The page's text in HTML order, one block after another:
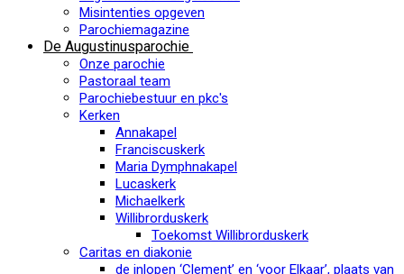
Misintenties opgeven
Parochiemagazine
De Augustinusparochie
Onze parochie
Pastoraal team
Parochiebestuur en pkc's
Kerken
Annakapel
Franciscuskerk
Maria Dymphnakapel
Lucaskerk
Michaelkerk
Willibrorduskerk
Toekomst Willibrorduskerk
Caritas en diakonie
de inlopen ‘Clement’ en ‘voor Elkaar’, plaats van